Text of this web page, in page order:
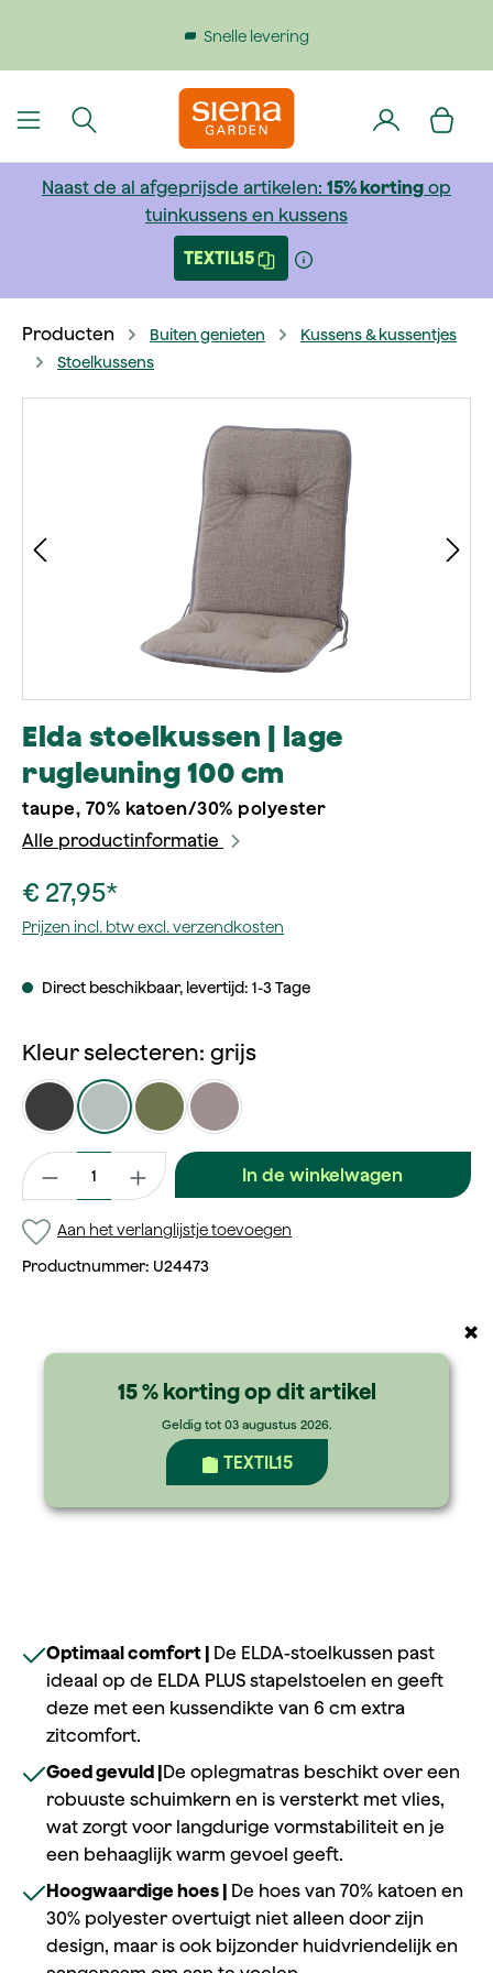
Snelle levering
Naast de al afgeprijsde artikelen: 15% korting op
tuinkussens en kussens
TEXTIL15
Producten Buiten genieten
Kussens & kussentjes
Stoelkussens
Elda stoelkussen | lage
rugleuning 100 cm
taupe, 70% katoen/30% polyester
Alle productinformatie
€ 27,95*
Prijzen incl. btw excl. verzendkosten
Direct beschikbaar, levertijd: 1-3 Tage
Kleur selecteren: grijs
antracietgrijs olijf taupe
Productaantal: Voer de gewenste waarde in of gebruik de
In de winkelwagen
Aan het verlanglijstje toevoegen
Productnummer: U24473
×
15 % korting op dit artikel
Geldig tot 03 augustus 2026.
TEXTIL15
Optimaal comfort | De ELDA-stoelkussen past
ideaal op de ELDA PLUS stapelstoelen en geeft
deze met een kussendikte van 6 cm extra
zitcomfort.
Goed gevuld |De oplegmatras beschikt over een
robuuste schuimkern en is versterkt met vlies,
wat zorgt voor langdurige vormstabiliteit en je
een behaaglijk warm gevoel geeft.
Hoogwaardige hoes | De hoes van 70% katoen en
30% polyester overtuigt niet alleen door zijn
design, maar is ook bijzonder huidvriendelijk en